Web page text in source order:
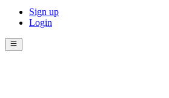
Sign up
Login